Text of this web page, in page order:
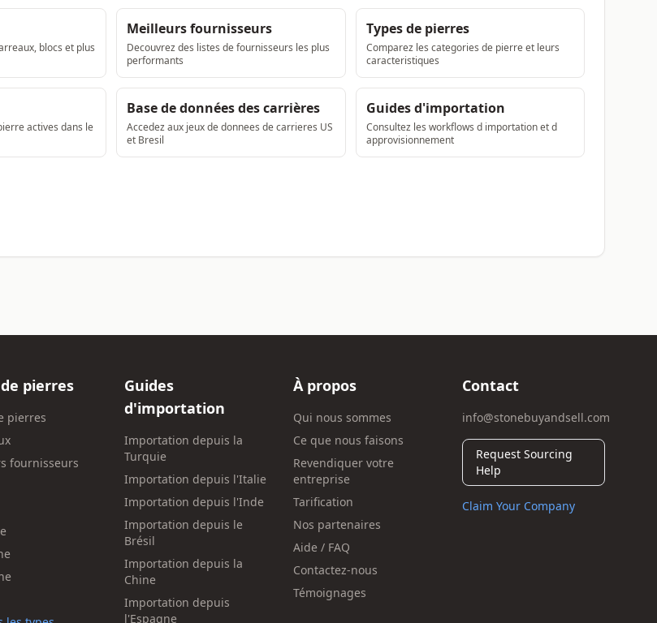
blocs et plus
Meilleurs fournisseurs
Decouvrez des listes de fournisseurs les plus
performants
Types de pierres
Comparez les categories de pierre et leurs
caracteristiques
actives dans le
Base de données des carrières
Accedez aux jeux de donnees de carrieres US
et Bresil
Guides d'importation
Consultez les workflows d importation et d
approvisionnement
pierres
pierres
fournisseurs
Guides
d'importation
Importation depuis la
Turquie
Importation depuis l'Italie
Importation depuis l'Inde
Importation depuis le
Brésil
Importation depuis la
Chine
Importation depuis
l'Espagne
À propos
Qui nous sommes
Ce que nous faisons
Revendiquer votre
entreprise
Tarification
Nos partenaires
Aide / FAQ
Contactez-nous
Témoignages
Contact
info@stonebuyandsell.com
Request Sourcing
Help
Claim Your Company